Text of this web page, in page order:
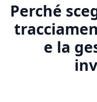
Perché
e la